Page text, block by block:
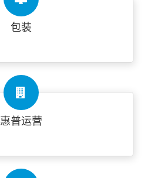
包装
惠普运营